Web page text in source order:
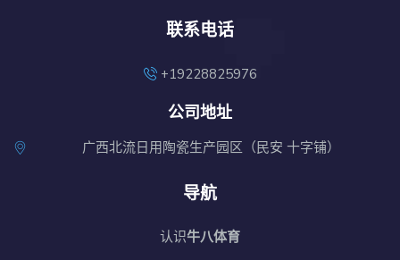
联系电话
+19228825976
公司地址
广西北流日用陶瓷生产园区（民安 十字铺）
导航
认识⽜⼋体育